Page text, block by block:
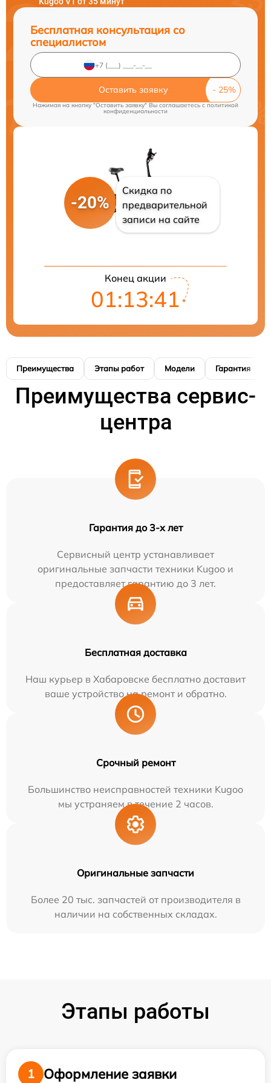
Бесплатная консультация со
специалистом
Оставить заявку
Нажимая на кнопку "Оставить заявку" Вы соглашаетесь cполитикой
конфиденциальности
-20%
Скидка по
предварительной
записи на сайте
Конец акции
01:13:40
Преимущества Этапы работ Модели Гарантия
Преимущества сервис-
центра
Гарантия до 3-х лет
Сервисный центр устанавливает
оригинальные запчасти техники Kugoo и
предоставляет гарантию до 3 лет.
Бесплатная доставка
Наш курьер в Хабаровске бесплатно доставит
ваше устройство на ремонт и обратно.
Срочный ремонт
Большинство неисправностей техники Kugoo
мы устраняем в течение 2 часов.
Оригинальные запчасти
Более 20 тыс. запчастей от производителя в
наличии на собственных складах.
Этапы работы
1
Оформление заявки